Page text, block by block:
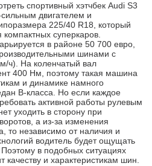
спортивный хэтчбек Audi S3
двигателем и
225/40 R18, который
суперкаров.
в районе 50 700 евро,
шинами с
ч). На коленчатый вал
400 Нм, поэтому такая машина
и динамике намного
В-класса. Но если каждое
активной работы рулевым
уходить в сторону при
а из-за изменения
то независимо от наличия и
водитель будет ощущать
в подобных ситуациях
качеству и характеристикам шин.